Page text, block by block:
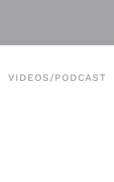
VIDEOS/PODCAST